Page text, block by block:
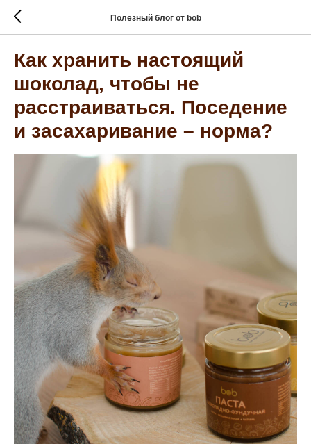
Полезный блог от bob
Как хранить настоящий
шоколад, чтобы не
расстраиваться. Поседение
и засахаривание – норма?